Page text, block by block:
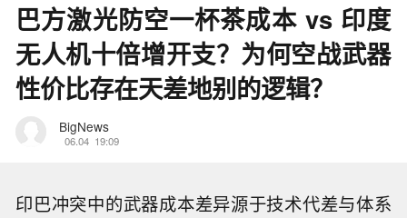
巴方激光防空一杯茶成本 vs 印度
无人机十倍增开支？为何空战武器
性价比存在天差地别的逻辑？
BigNews
06.04 19:09
印巴冲突中的武器成本差异源于技术代差与体系